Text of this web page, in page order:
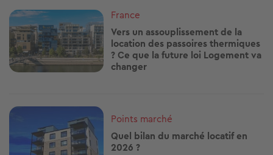
Image
France
Vers un assouplissement de la
location des passoires thermiques
? Ce que la future loi Logement va
changer
Image
Points marché
Quel bilan du marché locatif en
2026 ?